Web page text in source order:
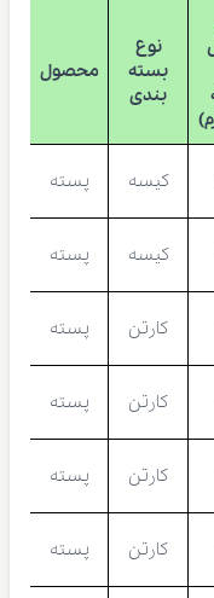
نوع
بسته
بندی
محصول
کیسه پسته
کیسه پسته
کارتن پسته
کارتن پسته
کارتن پسته
کارتن پسته